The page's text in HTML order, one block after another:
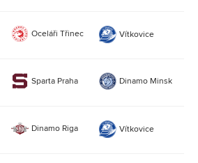
Oceláři Třinec Vítkovice
Sparta Praha Dinamo Minsk
Dinamo Riga Vítkovice